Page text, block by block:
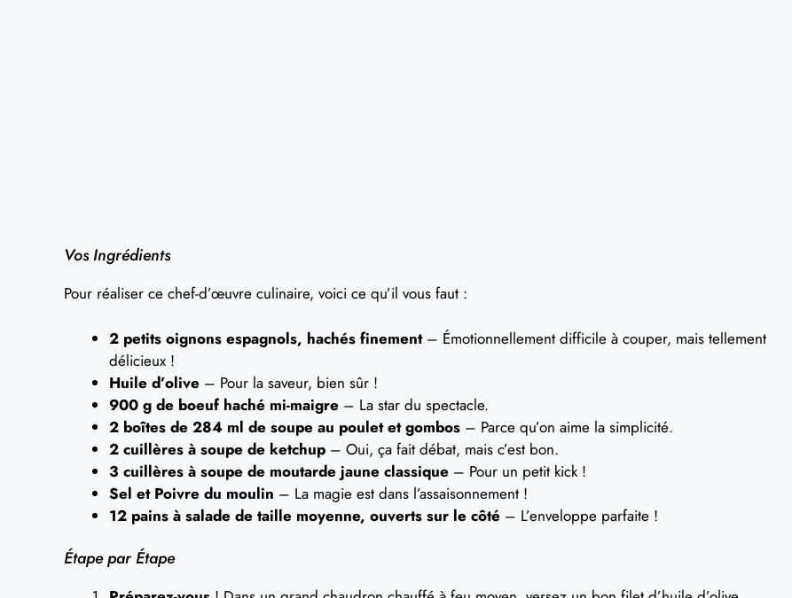
Vos Ingrédients
Pour réaliser ce chef-d’œuvre culinaire, voici ce qu’il vous faut :
2 petits oignons espagnols, hachés finement– Émotionnellement difficile à couper, mais tellement
délicieux !
Huile d’olive – Pour la saveur, bien sûr !
900 g de boeuf haché mi-maigre – La star du spectacle.
2 boîtes de 284 ml de soupe au poulet et gombos – Parce qu’on aime la simplicité.
2 cuillères à soupe de ketchup – Oui, ça fait débat, mais c’est bon.
3 cuillères à soupe de moutarde jaune classique – Pour un petit kick !
Sel et Poivre du moulin – La magie est dans l’assaisonnement !
12 pains à salade de taille moyenne, ouverts sur le côté – L’enveloppe parfaite !
Étape par Étape